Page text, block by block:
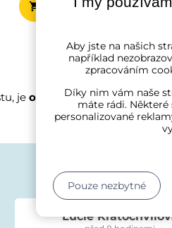
je odolný vůči
Lucie
Aby jste na našich
například
zpracováním
Díky nim vám naše
máte rádi.
personalizované
Pouze nezbytné